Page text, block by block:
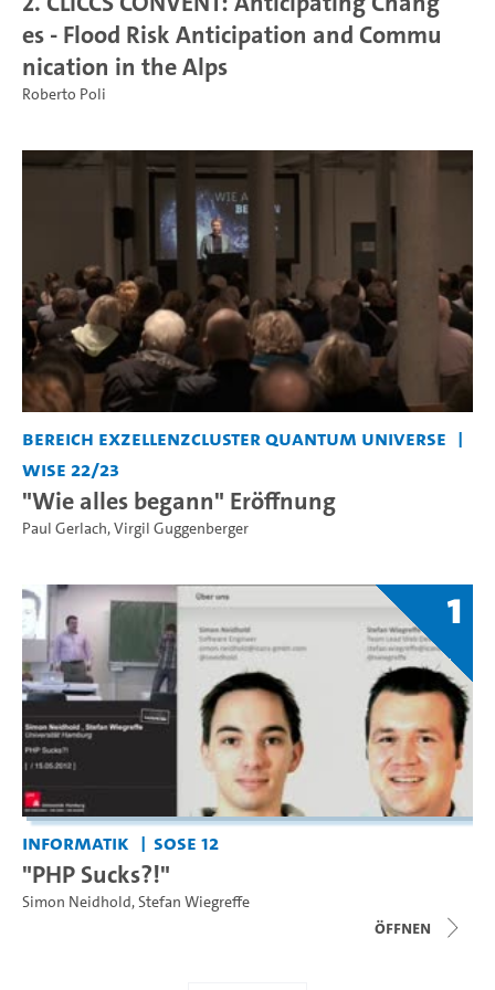
es - Flood Risk Anticipation and Commu
nication in the Alps
Roberto Poli
Bereich Exzellenzcluster Quantum Universe
WiSe 22/23
"Wie alles begann" Eröffnung
Paul Gerlach,Virgil Guggenberger
1
Informatik SoSe 12
"PHP Sucks?!"
Simon Neidhold,Stefan Wiegreffe
Öffnen